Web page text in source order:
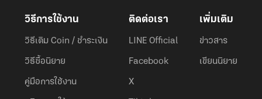
วิธีการใช้งาน
วิธีเติม Coin / ชำระเงิน
วิธีซื้อนิยาย
คู่มือการใช้งาน
ติดต่อเรา
LINE Official
Facebook
X
เพิ่มเติม
ข่าวสาร
เขียนนิยาย